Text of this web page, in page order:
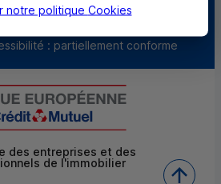
: partiellement conforme
des entreprises et des
de l'immobilier
notre politique Cookies